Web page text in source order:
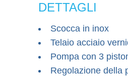
DETTAGLI
Scocca in inox
Telaio acciaio
Pompa con 3
Regolazione della